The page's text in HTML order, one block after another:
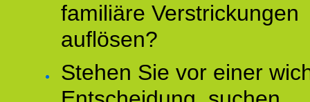
familiäre Verstrickungen
auflösen?
Stehen Sie vor einer